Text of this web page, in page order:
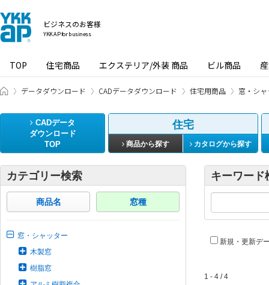
ビジネスのお客様
YKK AP for business
TOP 住宅商品 エクステリア/外装 商品 ビル商品
ビジネスのお客様 HOME
データダウンロード CADデータダウンロード 住宅用商品 窓・シ
CADデータ
ダウンロード
TOP
住宅
商品から探す カタログから探す
カテゴリー検索
商品名 窓種
窓・シャッター
木製窓
樹脂窓
キーワード
新規・更新デ
1 - 4 / 4